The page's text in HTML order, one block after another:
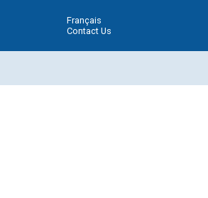
Français
Contact Us